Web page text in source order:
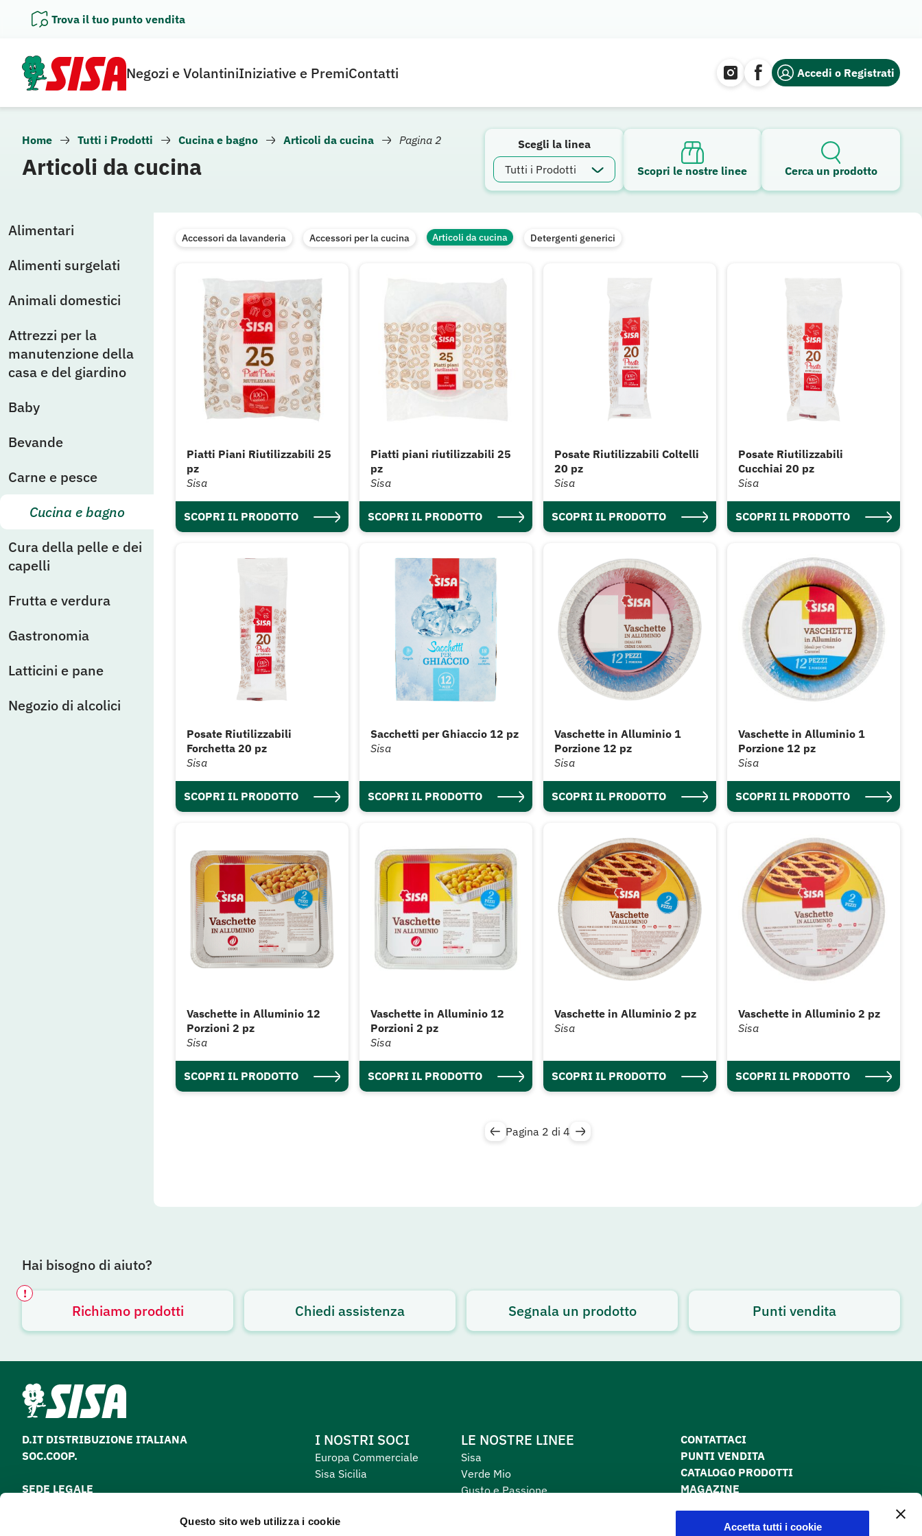
Questo sito web utilizza i cookie Accetta tutti i cookie
Trova il tuo punto vendita
Negozi e VolantiniIniziative e PremiContatti Accedi o Registrati
Home Tutti i Prodotti Cucina e bagno Articoli da cucina Pagina 2
Articoli da cucina
Scegli la linea
Scopri le nostre linee
Cerca un prodotto
Alimentari
Alimenti surgelati
Animali domestici
Attrezzi per la
manutenzione della
casa e del giardino
Baby
Bevande
Carne e pesce
Cucina e bagno
Cura della pelle e dei
capelli
Frutta e verdura
Gastronomia
Latticini e pane
Negozio di alcolici
Accessori da lavanderia Accessori per la cucina Articoli da cucina Detergenti generici
Piatti Piani Riutilizzabili 25
pz
Sisa
SCOPRI IL PRODOTTO
Piatti piani riutilizzabili 25
pz
Sisa
SCOPRI IL PRODOTTO
Posate Riutilizzabili Coltelli
20 pz
Sisa
SCOPRI IL PRODOTTO
Posate Riutilizzabili
Cucchiai 20 pz
Sisa
SCOPRI IL PRODOTTO
Posate Riutilizzabili
Forchetta 20 pz
Sisa
SCOPRI IL PRODOTTO
Sacchetti per Ghiaccio 12 pz
Sisa
SCOPRI IL PRODOTTO
Vaschette in Alluminio 1
Porzione 12 pz
Sisa
SCOPRI IL PRODOTTO
Vaschette in Alluminio 1
Porzione 12 pz
Sisa
SCOPRI IL PRODOTTO
Vaschette in Alluminio 12
Porzioni 2 pz
Sisa
SCOPRI IL PRODOTTO
Vaschette in Alluminio 12
Porzioni 2 pz
Sisa
SCOPRI IL PRODOTTO
Vaschette in Alluminio 2 pz
Sisa
SCOPRI IL PRODOTTO
Vaschette in Alluminio 2 pz
Sisa
SCOPRI IL PRODOTTO
Pagina 2 di 4
Hai bisogno di aiuto?
Richiamo prodotti
!
Avviso attivo
Chiedi assistenza Segnala un prodotto Punti vendita
D.IT DISTRIBUZIONE ITALIANA
SOC.COOP.
SEDE LEGALE
I NOSTRI SOCI
Europa Commerciale
Sisa Sicilia
LE NOSTRE LINEE
Sisa
Verde Mio
Gusto e Passione
CONTATTACI
PUNTI VENDITA
CATALOGO PRODOTTI
MAGAZINE
COOKIE POLICY